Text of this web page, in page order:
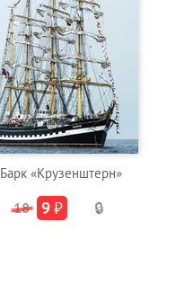
Барк «Крузенштерн»
18 9₽ 🔒